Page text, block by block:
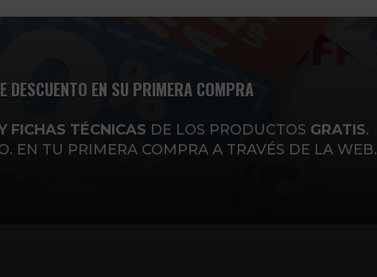
DESCUENTO EN SU PRIMERA COMPRA
FICHAS TÉCNICAS DE LOS PRODUCTOS GRATIS.
EN TU PRIMERA COMPRA A TRAVÉS DE LA WEB.